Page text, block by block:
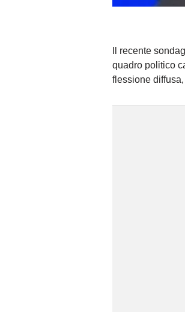
Il recente
quadro politico
flessione